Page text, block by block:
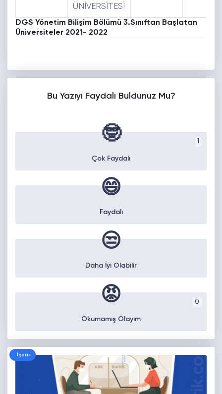
ÜNİVERSİTESİ
DGS Yönetim Bilişim Bölümü 3.Sınıftan Başlatan
Üniversiteler 2021- 2022
Bu Yazıyı Faydalı Buldunuz Mu?
🤓
Çok Faydalı
😄
Faydalı
😒
Daha İyi Olabilir
0
😡
Okumamış Olayım
İçerik